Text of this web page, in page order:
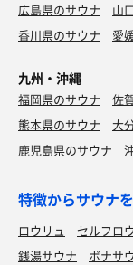
広島県のサウナ
山
香川県のサウナ
愛
九州・沖縄
福岡県のサウナ 佐
熊本県のサウナ
大
鹿児島県のサウナ
特徴からサウナ
ロウリュ セルフロ
銭湯サウナ
ボナサ